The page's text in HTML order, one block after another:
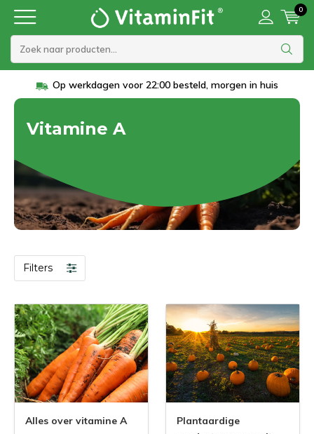
0
Op werkdagen voor 22:00 besteld, morgen in huis
Vitamine A
Filters
Alles over vitamine A
Plantaardige